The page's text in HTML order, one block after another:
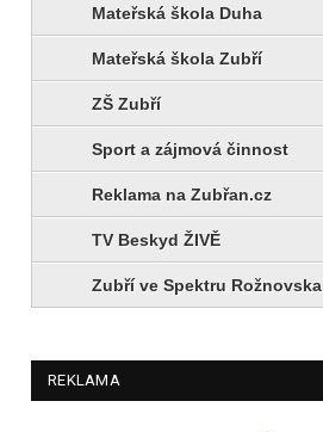
Mateřská škola Duha
Mateřská škola Zubří
ZŠ Zubří
Sport a zájmová činnost
Reklama na Zubřan.cz
TV Beskyd ŽIVĚ
Zubří ve Spektru Rožnovska
REKLAMA